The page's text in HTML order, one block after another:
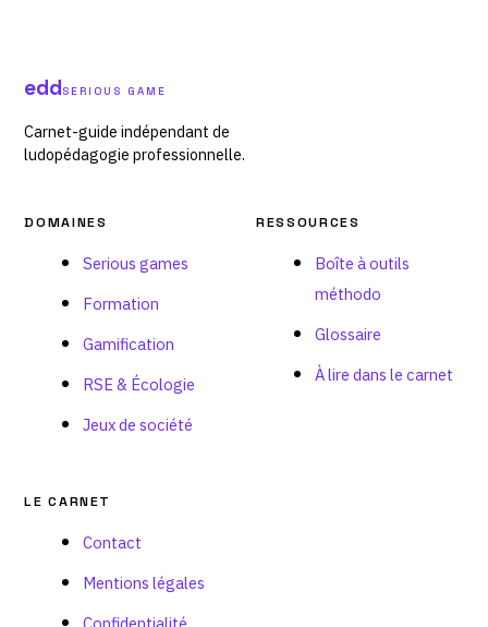
eddSERIOUS GAME
Carnet-guide indépendant de
ludopédagogie professionnelle.
DOMAINES
Serious games
Formation
Gamification
RSE & Écologie
Jeux de société
RESSOURCES
Boîte à outils
méthodo
Glossaire
À lire dans le carnet
LE CARNET
Contact
Mentions légales